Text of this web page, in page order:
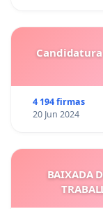
4 194 firmas
20 Jun 2024
BAIXADA